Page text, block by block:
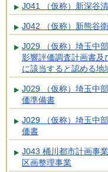
J041 （仮称）新深谷
J042 （仮称）新熊谷
J029 （仮称）埼玉中
影響評価調査計画書及
に該当すると認める地
J029 （仮称）埼玉中
価準備書
J029 （仮称）埼玉中
価書
J043 桶川都市計画事
区画整理事業